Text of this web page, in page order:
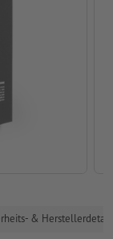
&